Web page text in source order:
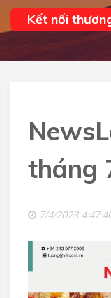
Kết nối
tháng
7/4/2023